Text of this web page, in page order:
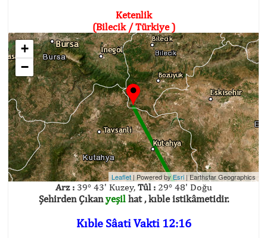
Ketenlik
(Bilecik / Türkiye )
+
−
Leaflet | Powered byEsri |Earthstar Geographics
Arz :39° 43' Kuzey, Tûl :29° 48' Doğu
Şehirden Çıkanyeşilhat , kıble istikâmetidir.
Kıble Sâati Vakti 12:16